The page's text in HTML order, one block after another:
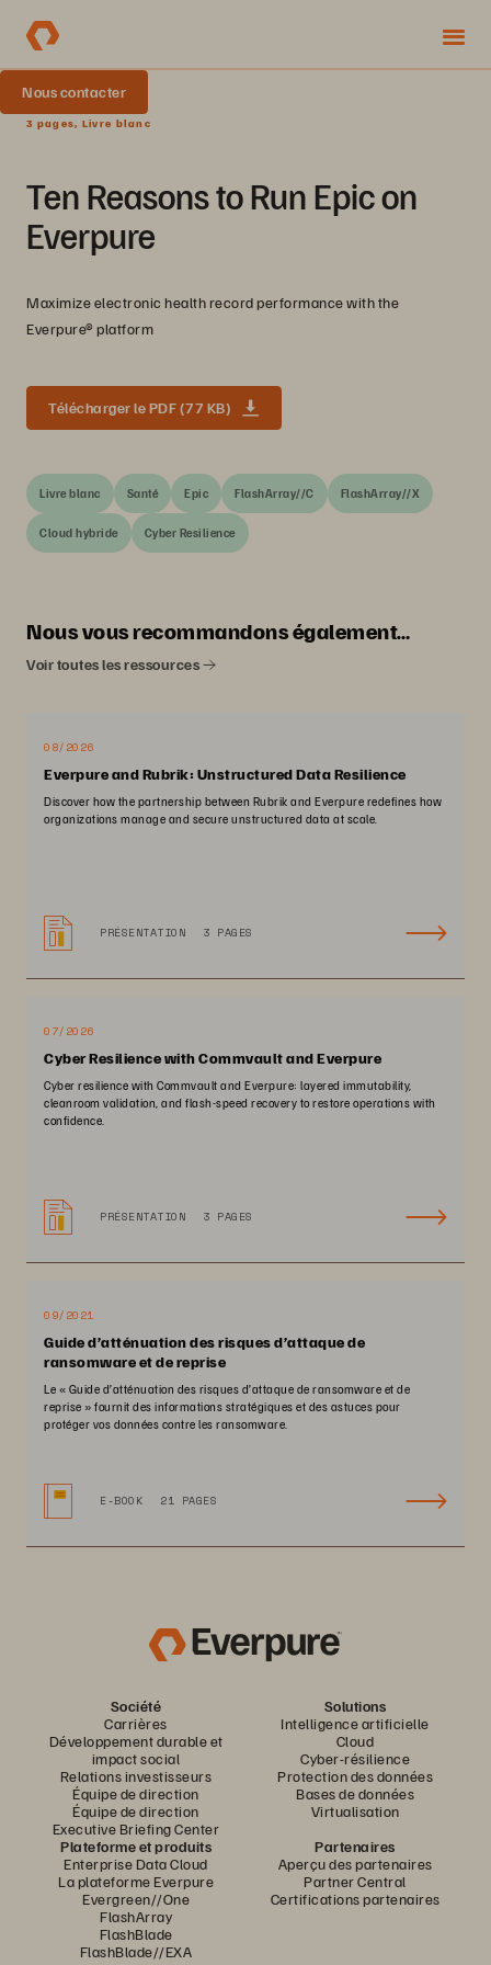
Nous contacter
3 pages, Livre blanc
Ten Reasons to Run Epic on
Everpure
Maximize electronic health record performance with the
Everpure® platform
Télécharger le PDF (77 KB)
Livre blanc Santé Epic FlashArray//C FlashArray//X
Cloud hybride Cyber Resilience
Nous vous recommandons également…
Voir toutes les ressources
08/2026
Everpure and Rubrik: Unstructured Data Resilience
Discover how the partnership between Rubrik and Everpure redefines how
organizations manage and secure unstructured data at scale.
PRÉSENTATION 3 PAGES
07/2026
Cyber Resilience with Commvault and Everpure
Cyber resilience with Commvault and Everpure: layered immutability,
cleanroom validation, and flash-speed recovery to restore operations with
confidence.
PRÉSENTATION 3 PAGES
09/2021
Guide d’atténuation des risques d’attaque de
ransomware et de reprise
Le « Guide d’atténuation des risques d’attaque de ransomware et de
reprise » fournit des informations stratégiques et des astuces pour
protéger vos données contre les ransomware.
E-BOOK 21 PAGES
Société
Carrières
Développement durable et
impact social
Relations investisseurs
Équipe de direction
Équipe de direction
Executive Briefing Center
Solutions
Intelligence artificielle
Cloud
Cyber-résilience
Protection des données
Bases de données
Virtualisation
Plateforme et produits
Enterprise Data Cloud
La plateforme Everpure
Evergreen//One
FlashArray
FlashBlade
FlashBlade//EXA
Partenaires
Aperçu des partenaires
Partner Central
Certifications partenaires